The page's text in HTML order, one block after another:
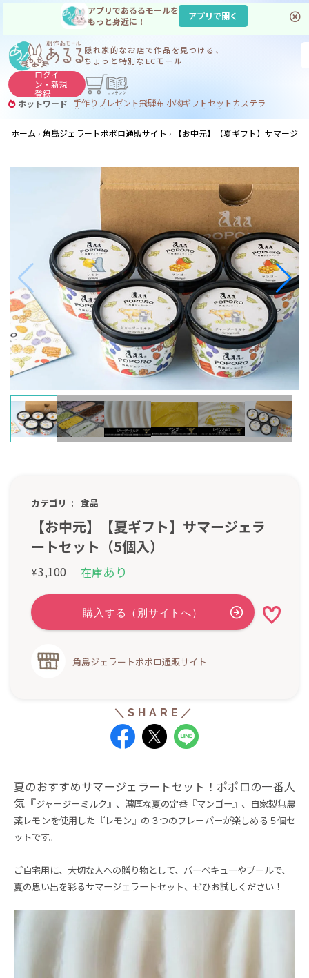
アプリであるるモールを
もっと身近に！
アプリで開く
隠れ家的なお店で作品を見つける、
ちょっと特別なECモール
ログイ
ン・新規
登録
ホットワード 手作りプレゼント飛騨布 小物ギフトセットカステラ
サヌカイト コーヒー
ジンギスカン
ホーム
角島ジェラートポポロ通販サイト 【お中元】【夏ギフト】サマージ
カテゴリ 食品
【お中元】【夏ギフト】サマージェラ
ートセット（5個入）
¥3,100 在庫あり
角島ジェラートポポロ通販サイト
夏のおすすめサマージェラートセット！ポポロの一番人
気『ジャージーミルク』、濃厚な夏の定番『マンゴー』、自家製無農
薬レモンを使用した『レモン』の３つのフレーバーが楽しめる５個セ
ットです。
ご自宅用に、大切な人への贈り物として、バーベキューやプールで、
夏の思い出を彩るサマージェラートセット、ぜひお試しください！